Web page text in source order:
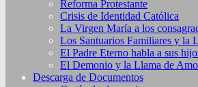
Reforma Protestante
Crisis de Identidad Católica
La Virgen María a los
Los Santuarios Familiares y la
El Padre Eterno habla a sus
El Demonio y la Llama de
Descarga de Documentos